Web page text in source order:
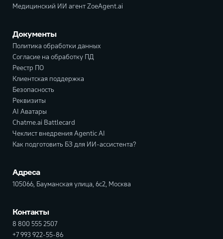
Медицинский ИИ агент ZoeAgent.ai
Документы
Политика обработки данных
Согласие на обработку ПД
Реестр ПО
Клиентская поддержка
Безопасность
Реквизиты
AI Аватары
Chatme.ai Battlecard
Чеклист внедрения Agentic AI
Как подготовить БЗ для ИИ-ассистента?
Адреса
105066, Бауманская улица, 6с2, Москва
Контакты
8 800 555 2507
+7 993 922-55-86